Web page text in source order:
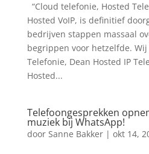
“Cloud telefonie, Hosted
Hosted VoIP, is definitief
bedrijven stappen massaal
begrippen voor hetzelfde.
Telefonie, Dean Hosted IP
Hosted...
Telefoongesprekken
muziek bij WhatsApp!
door Sanne Bakker| okt 14,